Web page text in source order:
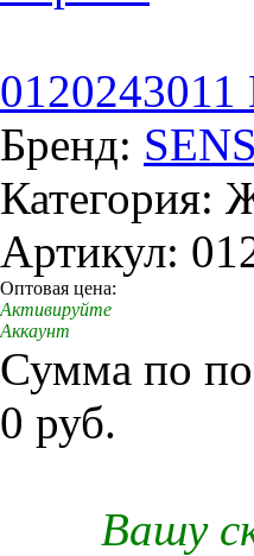
Бренд:
Категория:
Артикул:
Оптовая цена:
Активируйте
Аккаунт
Сумма по
0 руб.
Вашу